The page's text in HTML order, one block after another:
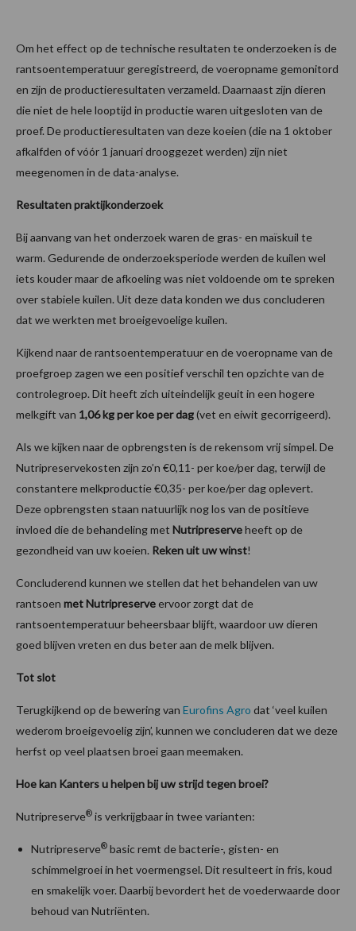
Om het effect op de technische resultaten te onderzoeken is de
rantsoentemperatuur geregistreerd, de voeropname gemonitord
en zijn de productieresultaten verzameld. Daarnaast zijn dieren
die niet de hele looptijd in productie waren uitgesloten van de
proef. De productieresultaten van deze koeien (die na 1 oktober
afkalfden of vóór 1 januari drooggezet werden) zijn niet
meegenomen in de data-analyse.
Resultaten praktijkonderzoek
Bij aanvang van het onderzoek waren de gras- en maïskuil te
warm. Gedurende de onderzoeksperiode werden de kuilen wel
iets kouder maar de afkoeling was niet voldoende om te spreken
over stabiele kuilen. Uit deze data konden we dus concluderen
dat we werkten met broeigevoelige kuilen.
Kijkend naar de rantsoentemperatuur en de voeropname van de
proefgroep zagen we een positief verschil ten opzichte van de
controlegroep. Dit heeft zich uiteindelijk geuit in een hogere
melkgift van 1,06 kg per koe per dag(vet en eiwit gecorrigeerd).
Als we kijken naar de opbrengsten is de rekensom vrij simpel. De
Nutripreservekosten zijn zo’n €0,11- per koe/per dag, terwijl de
constantere melkproductie €0,35- per koe/per dag oplevert.
Deze opbrengsten staan natuurlijk nog los van de positieve
invloed die de behandeling met Nutripreserveheeft op de
gezondheid van uw koeien. Reken uit uw winst!
Concluderend kunnen we stellen dat het behandelen van uw
rantsoen metNutripreserveervoor zorgt dat de
rantsoentemperatuur beheersbaar blijft, waardoor uw dieren
goed blijven vreten en dus beter aan de melk blijven.
Tot slot
Terugkijkend op de bewering van Eurofins Agro dat ‘veel kuilen
wederom broeigevoelig zijn’, kunnen we concluderen dat we deze
herfst op veel plaatsen broei gaan meemaken.
Hoe kan Kanters u helpen bij uw strijd tegen broei?
Nutripreserve® is verkrijgbaar in twee varianten:
Nutripreserve® basic remt de bacterie-, gisten- en
schimmelgroei in het voermengsel. Dit resulteert in fris, koud
en smakelijk voer. Daarbij bevordert het de voederwaarde door
behoud van Nutriënten.